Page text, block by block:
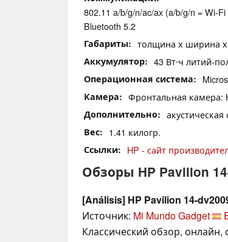
802.11 a/b/g/n/ac/ax (a/b/g/n = Wi-
Bluetooth 5.2
Габариты толщина х ширина х
Аккумулятор 43 Вт⋅ч литий-
Операционная система
Камера Фронтальная камера:
Дополнительно
Вес 1.41 килогр.
Ссылки HP - сайт
Обзоры HP Pavilion
[Análisis] HP Pavilion 14-
Источник: Mi Mundo Gadget
Классический обзор, онлайн,